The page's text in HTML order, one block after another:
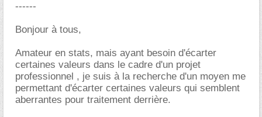
------
Bonjour à tous,
Amateur en stats, mais ayant besoin d'écarter
certaines valeurs dans le cadre d'un projet
professionnel , je suis à la recherche d'un moyen me
permettant d'écarter certaines valeurs qui semblent
aberrantes pour traitement derrière.